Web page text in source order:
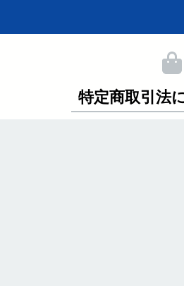
特定商取引法